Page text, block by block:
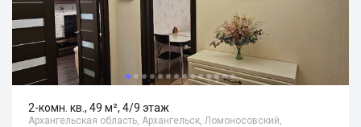
2-комн. кв., 49 м², 4/9 этаж
Архангельская область, Архангельск, Ломоносовский,